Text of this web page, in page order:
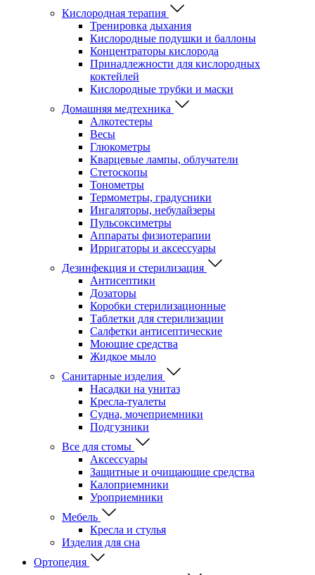
Кислородная терапия
Тренировка дыхания
Кислородные подушки и баллоны
Концентраторы кислорода
Принадлежности для кислородных
коктейлей
Кислородные трубки и маски
Домашняя медтехника
Алкотестеры
Весы
Глюкометры
Кварцевые лампы, облучатели
Стетоскопы
Тонометры
Термометры, градусники
Ингаляторы, небулайзеры
Пульсоксиметры
Аппараты физиотерапии
Ирригаторы и аксессуары
Дезинфекция и стерилизация
Антисептики
Дозаторы
Коробки стерилизационные
Таблетки для стерилизации
Салфетки антисептические
Моющие средства
Жидкое мыло
Санитарные изделия
Насадки на унитаз
Кресла-туалеты
Судна, мочеприемники
Подгузники
Все для стомы
Аксессуары
Защитные и очищающие средства
Калоприемники
Уроприемники
Мебель
Кресла и стулья
Изделия для сна
Ортопедия